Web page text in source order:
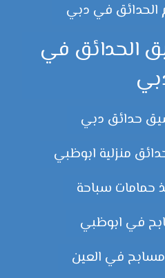
في دبي
الحدائق في
حدائق دبي
منزلية ابوظبي
حمامات سباحة
في ابوظبي
في العين